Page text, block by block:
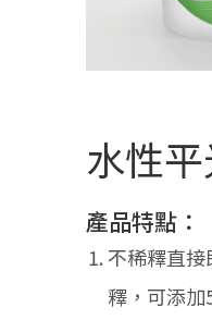
水性
產品特點：
不稀釋直
釋，可添